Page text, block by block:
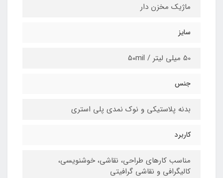
ماژیک مخزن دار
سایز
50 میلی لیتر / 50mil
جنس
بدنه پلاستیکی و نوک نمدی پلی استری
کاربرد
مناسب کارهای طراحی، نقاشی، خوشنویسی،
کالیگرافی و نقاشی گرافیتی